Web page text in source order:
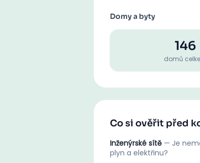
Domy a byty
146
domů
Co si ověřit před
Inženýrské sítě — Je
plyn a elektřinu?